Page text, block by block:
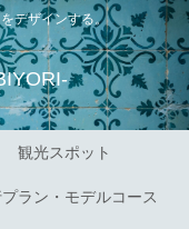
デザインする。
観光スポット
ラン・モデルコース